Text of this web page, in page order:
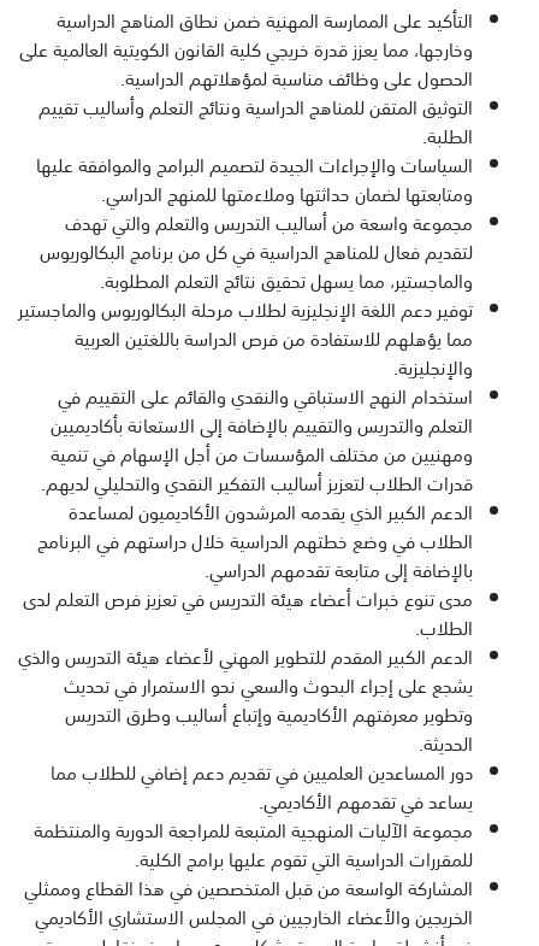
التأكيد على الممارسة المهنية ضمن نطاق المناهج الدراسية
وخارجها، مما يعزز قدرة خريجي كلية القانون الكويتية العالمية على
الحصول على وظائف مناسبة لمؤهلاتهم الدراسية.
التوثيق المتقن للمناهج الدراسية ونتائج التعلم وأساليب تقييم
الطلبة.
السياسات والإجراءات الجيدة لتصميم البرامج والموافقة عليها
ومتابعتها لضمان حداثتها وملاءمتها للمنهج الدراسي.
مجموعة واسعة من أساليب التدريس والتعلم والتي تهدف
لتقديم فعال للمناهج الدراسية في كل من برنامج البكالوريوس
والماجستير، مما يسهل تحقيق نتائج التعلم المطلوبة.
توفير دعم اللغة الإنجليزية لطلاب مرحلة البكالوريوس والماجستير
مما يؤهلهم للاستفادة من فرص الدراسة باللغتين العربية
والإنجليزية.
استخدام النهج الاستباقي والنقدي والقائم على التقييم في
التعلم والتدريس والتقييم بالإضافة إلى الاستعانة بأكاديميين
ومهنيين من مختلف المؤسسات من أجل الإسهام في تنمية
قدرات الطلاب لتعزيز أساليب التفكير النقدي والتحليلي لديهم.
الدعم الكبير الذي يقدمه المرشدون الأكاديميون لمساعدة
الطلاب في وضع خطتهم الدراسية خلال دراستهم في البرنامج
بالإضافة إلى متابعة تقدمهم الدراسي.
مدى تنوع خبرات أعضاء هيئة التدريس في تعزيز فرص التعلم لدى
الطلاب.
الدعم الكبير المقدم للتطوير المهني لأعضاء هيئة التدريس والذي
يشجع على إجراء البحوث والسعي نحو الاستمرار في تحديث
وتطوير معرفتهم الأكاديمية وإتباع أساليب وطرق التدريس
الحديثة.
دور المساعدين العلميين في تقديم دعم إضافي للطلاب مما
يساعد في تقدمهم الأكاديمي.
مجموعة الآليات المنهجية المتبعة للمراجعة الدورية والمنتظمة
للمقررات الدراسية التي تقوم عليها برامج الكلية.
المشاركة الواسعة من قبل المتخصصين في هذا القطاع وممثلي
الخريجين والأعضاء الخارجيين في المجلس الاستشاري الأكاديمي